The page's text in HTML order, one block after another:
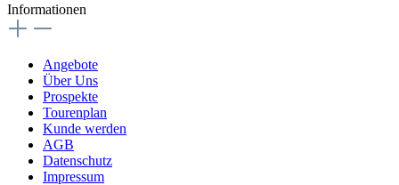
Informationen
Angebote
Über Uns
Prospekte
Tourenplan
Kunde werden
AGB
Datenschutz
Impressum